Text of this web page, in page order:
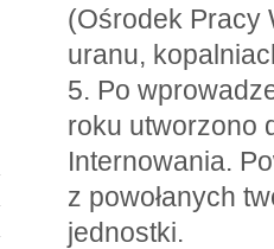
(Ośrodek Pracy
uranu,
5. Po
roku utworzono
Internowania.
z powołanych
jednostki.